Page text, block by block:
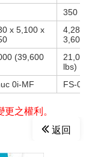
350
x 5,100 x
4,285
3,605
(39,600
lbs)
0i-MF FS-0i-
之權利。
返回